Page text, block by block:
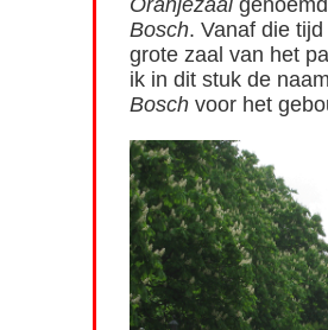
Bosch. Vanaf die
grote zaal van het
ik in dit stuk de
Bosch voor het